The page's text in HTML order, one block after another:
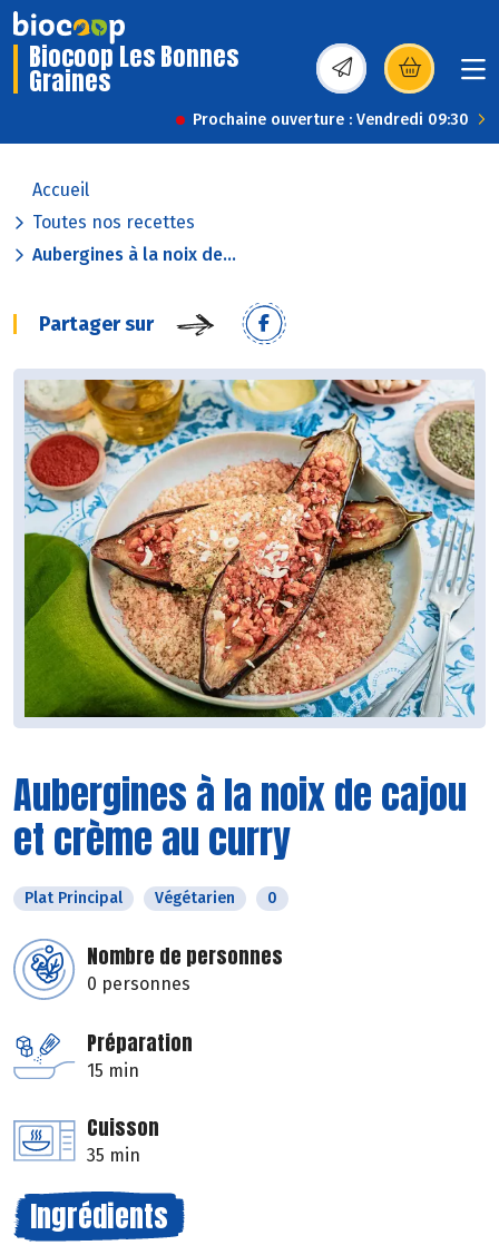
Biocoop Les Bonnes
Graines (s’ouvre dans une
Prochaine ouverture : Vendredi 09:30
Accueil
Toutes nos recettes
Aubergines à la noix de...
Partager sur
Aubergines à la noix de cajou
et crème au curry
Plat Principal Végétarien 0
Nombre de personnes
0 personnes
Préparation
15 min
Cuisson
35 min
Ingrédients